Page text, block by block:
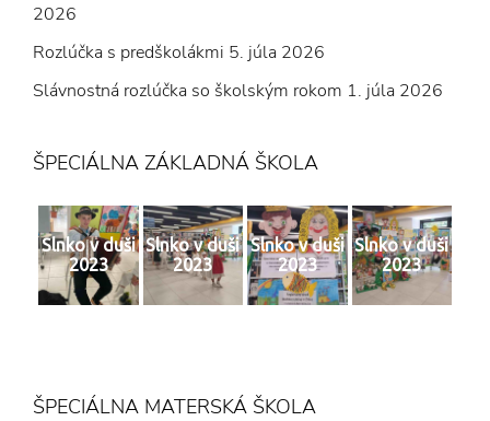
2026
Rozlúčka s predškolákmi 5. júla 2026
Slávnostná rozlúčka so školským rokom 1. júla 2026
ŠPECIÁLNA ZÁKLADNÁ ŠKOLA
Slnko v duši
2023
Slnko v duši
2023
Slnko v duši
2023
Slnko v duši
2023
ŠPECIÁLNA MATERSKÁ ŠKOLA